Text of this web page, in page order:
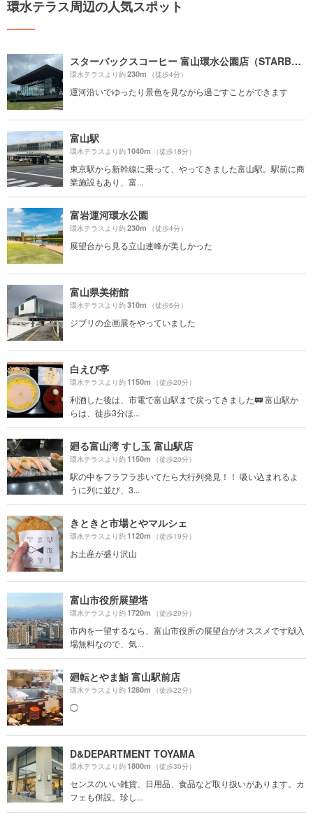
環水テラス周辺の人気スポット
スターバックスコーヒー 富山環水公園店（STARBUCKS COFFEE）
環水テラスより約230m （徒歩4分）
運河沿いでゆったり景色を見ながら過ごすことができます
富山駅
環水テラスより約1040m （徒歩18分）
東京駅から新幹線に乗って、やってきました富山駅。駅前に商
業施設もあり、富...
富岩運河環水公園
環水テラスより約230m （徒歩4分）
展望台から見る立山連峰が美しかった
富山県美術館
環水テラスより約310m （徒歩6分）
ジブリの企画展をやっていました
白えび亭
環水テラスより約1150m （徒歩20分）
利酒した後は、市電で富山駅まで戻ってきました🚃 富山駅か
らは、徒歩3分ほ...
廻る富山湾 すし玉 富山駅店
環水テラスより約1150m （徒歩20分）
駅の中をフラフラ歩いてたら大行列発見！！ 吸い込まれるよ
うに列に並び、3...
きときと市場とやマルシェ
環水テラスより約1120m （徒歩19分）
お土産が盛り沢山
富山市役所展望塔
環水テラスより約1720m （徒歩29分）
市内を一望するなら、富山市役所の展望台がオススメです🙌入
場無料なので、気...
廻転とやま鮨 富山駅前店
環水テラスより約1280m （徒歩22分）
◯
D&DEPARTMENT TOYAMA
環水テラスより約1800m （徒歩30分）
センスのいい雑貨、日用品、食品など取り扱いがあります。カ
フェも併設。珍し...